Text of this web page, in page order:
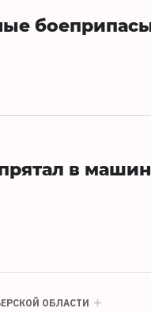
в
ОБЛАСТИ